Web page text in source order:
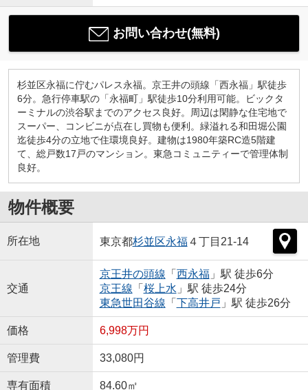
お問い合わせ(無料)
杉並区永福に佇むパレス永福。京王井の頭線「西永福」駅徒歩
6分。急行停車駅の「永福町」駅徒歩10分利用可能。ビックタ
ーミナルの渋谷駅までのアクセス良好。周辺は閑静な住宅地で
スーパー、コンビニが点在し買物も便利。緑溢れる和田堀公園
迄徒歩4分の立地で住環境良好。建物は1980年築RC造5階建
て、総戸数17戸のマンション。東急コミュニティーで管理体制
良好。
物件概要
所在地 東京都杉並区永福４丁目21-14
交通
京王井の頭線 「 西永福」駅 徒歩6分
京王線 「 桜上水 」駅 徒歩24分
東急世田谷線 「 下高井戸 」駅 徒歩26分
価格 6,998万円
管理費 33,080円
専有面積 84.60㎡